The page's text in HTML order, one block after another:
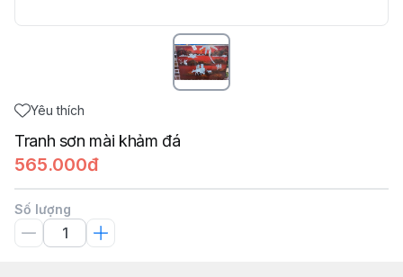
Yêu thích
Tranh sơn mài khảm đá
565.000đ
Số lượng